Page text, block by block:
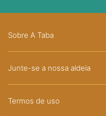
Sobre A Taba
Junte-se a nossa aldeia
Termos de uso